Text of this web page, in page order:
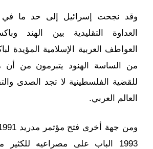
وقد نجحت إسرائيل إلى حد ما في
العداوة التقليدية بين الهند
العواطف العربية الإسلامية المؤيدة
من الساسة الهنود يتبرمون من أن
للقضية الفلسطينية لا تجد الصدى
العالم العربي.
1993 الباب على مصراعيه